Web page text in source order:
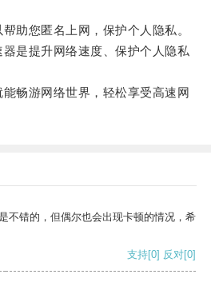
您匿名上网，保护个人隐私。
提升网络速度、保护个人隐私
游网络世界，轻松享受高速网
不错的，但偶尔也会出现卡顿的情况，希
支持[0] 反对[0]